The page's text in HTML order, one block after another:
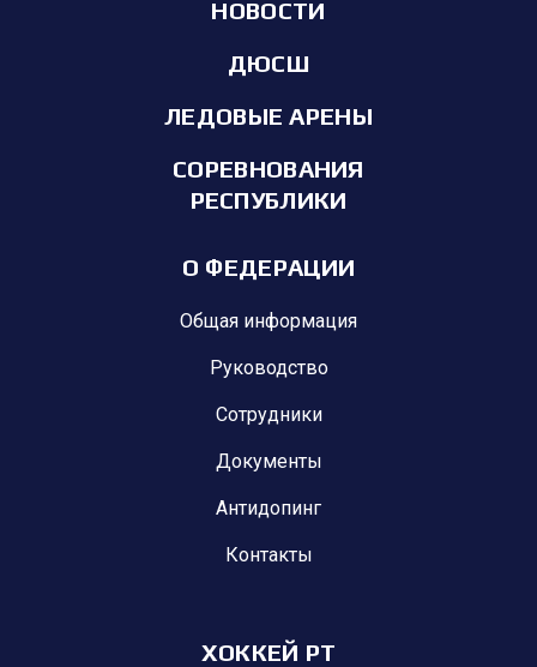
НОВОСТИ
ДЮСШ
ЛЕДОВЫЕ АРЕНЫ
СОРЕВНОВАНИЯ
РЕСПУБЛИКИ
О ФЕДЕРАЦИИ
Общая информация
Руководство
Сотрудники
Документы
Антидопинг
Контакты
ХОККЕЙ РТ